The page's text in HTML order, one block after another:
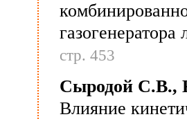
газогенератора
стр. 453
Сыродой С.В.,
Влияние